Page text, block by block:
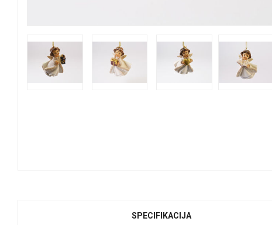
SPECIFIKACIJA